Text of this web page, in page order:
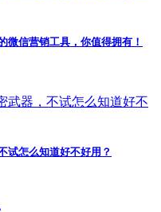
微信营销工具，你值得拥有！
试怎么知道好不好用？